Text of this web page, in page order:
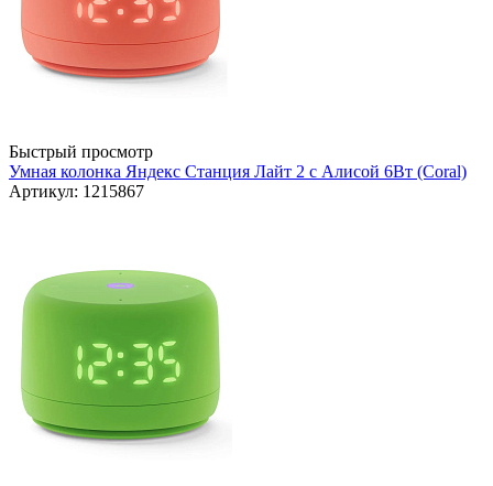
Быстрый просмотр
Умная колонка Яндекс Станция Лайт 2 с Алисой 6Вт (Coral)
Артикул: 1215867